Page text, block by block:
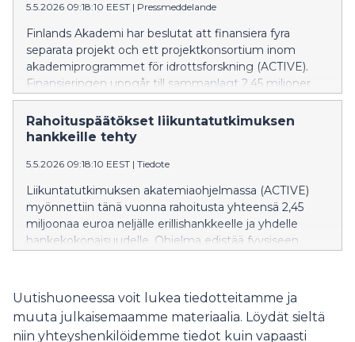
5.5.2026 09:18:10 EEST | Pressmeddelande
Finlands Akademi har beslutat att finansiera fyra
separata projekt och ett projektkonsortium inom
akademiprogrammet för idrottsforskning (ACTIVE).
Finansieringen uppgår till sammanlagt 2,45 miljoner
euro. ACTIVE-programmet främjar forskningens
kvalitet, förnyelse och genomslag inom fysisk aktivitet,
motion och idrott. Det kom in 49 ansökningar om en
Ansökningarna bedömdes av en internationell
expertpanel.
Rahoituspäätökset liikuntatutkimuksen
hankkeille tehty
5.5.2026 09:18:10 EEST | Tiedote
Liikuntatutkimuksen akatemiaohjelmassa (ACTIVE)
myönnettiin tänä vuonna rahoitusta yhteensä 2,45
miljoonaa euroa neljälle erillishankkeelle ja yhdelle
hankekokonaisuudelle. Ohjelma edistää fyysiseen
Hakemuksia saatiin tällä kertaa 49, ja rahoitusta
haettiin lähes 24,4 miljoonalla eurolla. Hakemukset
arvioitiin kansainvälisessä vertaisarviointipaneelissa.
Uutishuoneessa voit lukea tiedotteitamme ja
muuta julkaisemaamme materiaalia. Löydät sieltä
niin yhteyshenkilöidemme tiedot kuin vapaasti